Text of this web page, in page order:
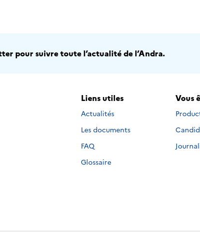
pour suivre toute l’actualité de l’Andra.
Liens utiles
Actualités
Les documents
FAQ
Glossaire
Vous